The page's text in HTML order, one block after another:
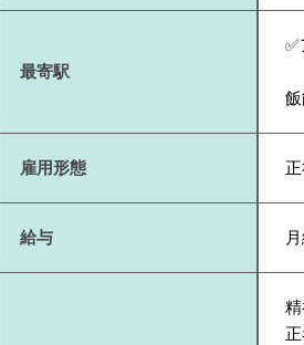
最寄駅
雇用形態
給与